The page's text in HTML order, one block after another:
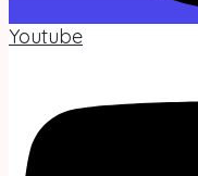
Youtube